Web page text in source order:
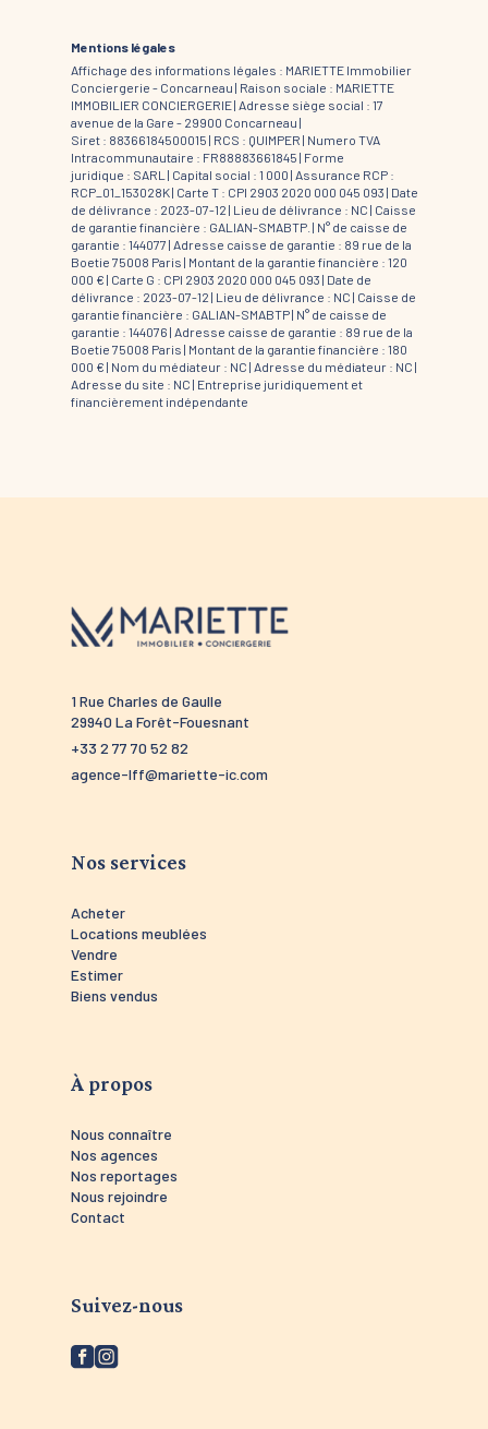
Mentions légales
Affichage des informations légales : MARIETTE Immobilier
Conciergerie - Concarneau | Raison sociale : MARIETTE
IMMOBILIER CONCIERGERIE | Adresse siège social : 17
avenue de la Gare - 29900 Concarneau |
Siret : 88366184500015 | RCS : QUIMPER | Numero TVA
Intracommunautaire : FR88883661845 | Forme
juridique : SARL | Capital social : 1 000 | Assurance RCP :
RCP_01_153028K | Carte T : CPI 2903 2020 000 045 093 | Date
de délivrance : 2023-07-12 | Lieu de délivrance : NC | Caisse
de garantie financière : GALIAN-SMABTP. | N° de caisse de
garantie : 144077 | Adresse caisse de garantie : 89 rue de la
Boetie 75008 Paris | Montant de la garantie financière : 120
000 € | Carte G : CPI 2903 2020 000 045 093 | Date de
délivrance : 2023-07-12 | Lieu de délivrance : NC | Caisse de
garantie financière : GALIAN-SMABTP | N° de caisse de
garantie : 144076 | Adresse caisse de garantie : 89 rue de la
Boetie 75008 Paris | Montant de la garantie financière : 180
000 € | Nom du médiateur : NC | Adresse du médiateur : NC |
Adresse du site : NC | Entreprise juridiquement et
financièrement indépendante
1 Rue Charles de Gaulle
29940 La Forêt-Fouesnant
+33 2 77 70 52 82
agence-lff@mariette-ic.com
Nos services
Acheter
Locations meublées
Vendre
Estimer
Biens vendus
À propos
Nous connaître
Nos agences
Nos reportages
Nous rejoindre
Contact
Suivez-nous